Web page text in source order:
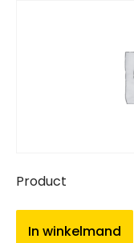
Product
In winkelmand